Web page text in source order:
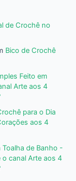
de Crochê no
Bico de Crochê
Feito em
Arte aos 4
para o Dia
aos 4
de Banho -
o canal Arte aos 4